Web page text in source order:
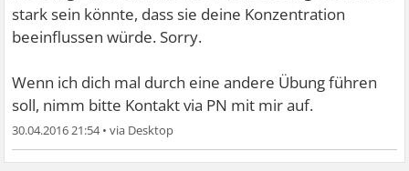
stark sein könnte, dass sie deine Konzentration
beeinflussen würde. Sorry.
Wenn ich dich mal durch eine andere Übung führen
soll, nimm bitte Kontakt via PN mit mir auf.
30.04.2016 21:54•